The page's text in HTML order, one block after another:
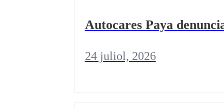
Autocares Paya
24 juliol, 2026